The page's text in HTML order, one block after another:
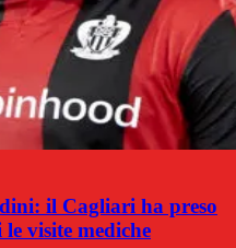
il Cagliari ha preso
visite mediche